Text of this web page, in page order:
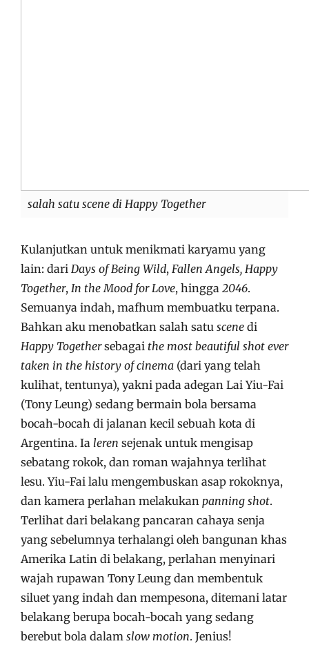
salah satu scene di Happy Together
Kulanjutkan untuk menikmati karyamu yang
lain: dari Days of Being Wild, Fallen Angels, Happy
Together, In the Mood for Love, hingga 2046.
Semuanya indah, mafhum membuatku terpana.
Bahkan aku menobatkan salah satu scene di
Happy Togethersebagai the most beautiful shot ever
taken in the history of cinema (dari yang telah
kulihat, tentunya), yakni pada adegan Lai Yiu-Fai
(Tony Leung) sedang bermain bola bersama
bocah-bocah di jalanan kecil sebuah kota di
Argentina. Ia leren sejenak untuk mengisap
sebatang rokok, dan roman wajahnya terlihat
lesu. Yiu-Fai lalu mengembuskan asap rokoknya,
dan kamera perlahan melakukan panning shot.
Terlihat dari belakang pancaran cahaya senja
yang sebelumnya terhalangi oleh bangunan khas
Amerika Latin di belakang, perlahan menyinari
wajah rupawan Tony Leung dan membentuk
siluet yang indah dan mempesona, ditemani latar
belakang berupa bocah-bocah yang sedang
berebut bola dalam slow motion. Jenius!